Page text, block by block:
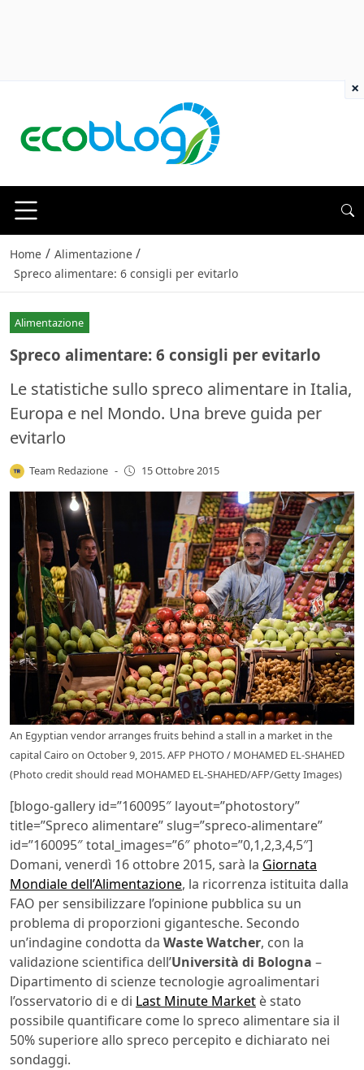
Home / Alimentazione /
Spreco alimentare: 6 consigli per evitarlo
Alimentazione
Spreco alimentare: 6 consigli per evitarlo
Le statistiche sullo spreco alimentare in Italia,
Europa e nel Mondo. Una breve guida per
evitarlo
Team Redazione - 15 Ottobre 2015
An Egyptian vendor arranges fruits behind a stall in a market in the
capital Cairo on October 9, 2015. AFP PHOTO / MOHAMED EL-SHAHED
(Photo credit should read MOHAMED EL-SHAHED/AFP/Getty Images)
[blogo-gallery id=”160095″ layout=”photostory”
title=”Spreco alimentare” slug=”spreco-alimentare”
id=”160095″ total_images=”6″ photo=”0,1,2,3,4,5″]
Domani, venerdì 16 ottobre 2015, sarà la Giornata
Mondiale dell’Alimentazione, la ricorrenza istituita dalla
FAO per sensibilizzare l’opinione pubblica su un
problema di proporzioni gigantesche. Secondo
un’indagine condotta da Waste Watcher, con la
validazione scientifica dell’Università di Bologna –
Dipartimento di scienze tecnologie agroalimentari
l’osservatorio di e di Last Minute Market è stato
possibile quantificare come lo spreco alimentare sia il
50% superiore allo spreco percepito e dichiarato nei
sondaggi.
×